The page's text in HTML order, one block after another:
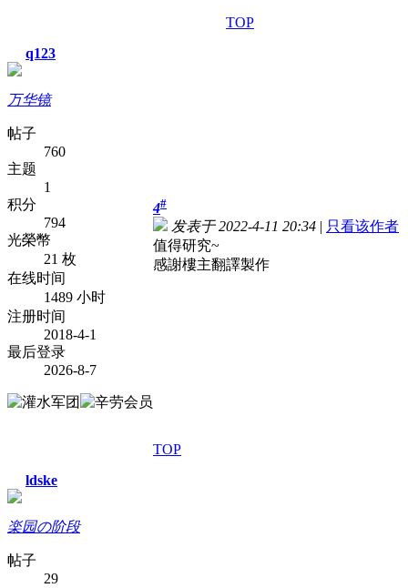
TOP
q123
万华镜
帖子
760
主题
1
积分
794
光榮幣
21 枚
在线时间
1489 小时
注册时间
2018-4-1
最后登录
2026-8-7
4#
发表于 2022-4-11 20:34 | 只看该作者
值得研究~
感謝樓主翻譯製作
TOP
ldske
楽园の阶段
帖子
29